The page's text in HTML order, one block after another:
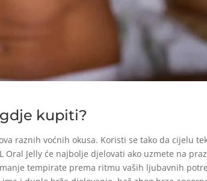
kupiti?
raznih voćnih okusa. Koristi se tako da cijelu
Oral Jelly će najbolje djelovati ako uzmete na
tempirate prema ritmu vaših ljubavnih